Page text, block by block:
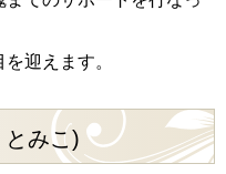
迎えます。
みこ)